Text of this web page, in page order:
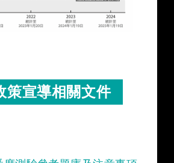
策宣導相關文件